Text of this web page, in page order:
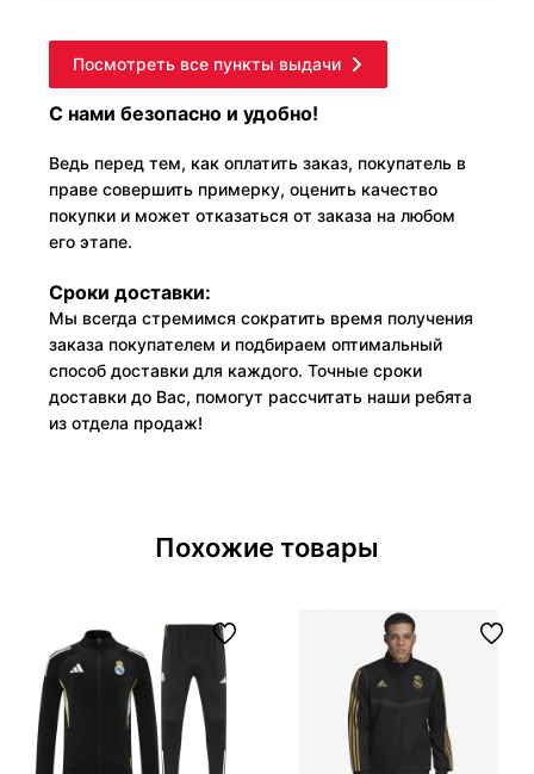
Посмотреть все пункты выдачи
С нами безопасно и удобно!
Ведь перед тем, как оплатить заказ, покупатель в
праве совершить примерку, оценить качество
покупки и может отказаться от заказа на любом
его этапе.
Сроки доставки:
Мы всегда стремимся сократить время получения
заказа покупателем и подбираем оптимальный
способ доставки для каждого. Точные сроки
доставки до Вас, помогут рассчитать наши ребята
из отдела продаж!
Похожие товары